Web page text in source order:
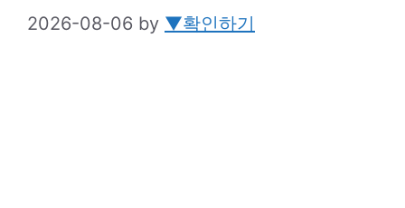
2026-08-06 by ▼확인하기